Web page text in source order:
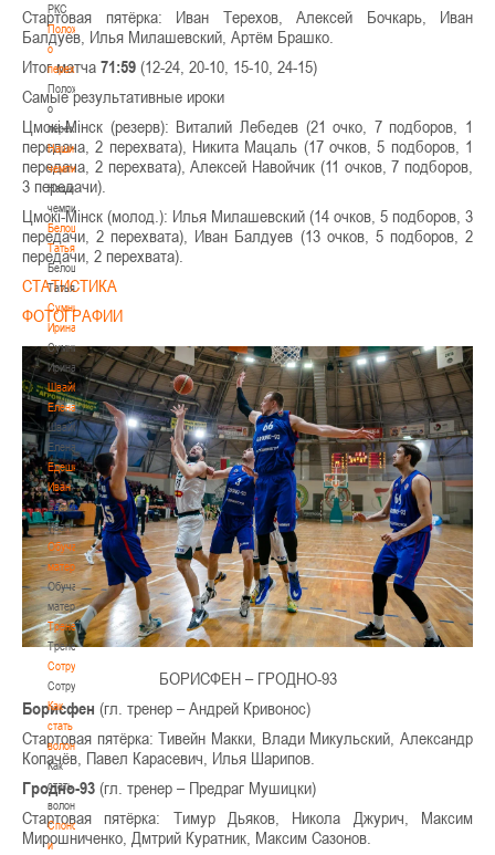
РКС
Положение
о
переходах
Положение
о
переходах
Наши
чемпионы
Наши
чемпионы
Белошапко
Татьяна
Белошапко
Татьяна
Сумникова
Ирина
Сумникова
Ирина
Швайбович
Елена
Швайбович
Елена
Едешко
Иван
Едешко
Иван
Обучающие
материалы
Обучающие
материалы
Тренерам
Тренерам
Сотрудничество
Сотрудничество
Как
стать
волонтером
Как
стать
волонтером
Спонсоры
и
Стартовая пятёрка: Иван Терехов, Алексей Бочкарь, Иван
Балдуев, Илья Милашевский, Артём Брашко.
Итог матча 71:59 (12-24, 20-10, 15-10, 24-15)
Самые результативные ироки
Цмокі-Мінск (резерв): Виталий Лебедев (21 очко, 7 подборов, 1
передача, 2 перехвата), Никита Мацаль (17 очков, 5 подборов, 1
передача, 2 перехвата), Алексей Навойчик (11 очков, 7 подборов,
3 передачи).
Цмокі-Мінск (молод.): Илья Милашевский (14 очков, 5 подборов, 3
передачи, 2 перехвата), Иван Балдуев (13 очков, 5 подборов, 2
передачи, 2 перехвата).
СТАТИСТИКА
ФОТОГРАФИИ
БОРИСФЕН – ГРОДНО-93
Борисфен (гл. тренер – Андрей Кривонос)
Стартовая пятёрка: Тивейн Макки, Влади Микульский, Александр
Копачёв, Павел Карасевич, Илья Шарипов.
Гродно-93 (гл. тренер – Предраг Мушицки)
Стартовая пятёрка: Тимур Дьяков, Никола Джурич, Максим
Мирошниченко, Дмтрий Куратник, Максим Сазонов.